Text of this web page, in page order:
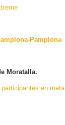
Pamplona
Moratalla.
participantes en meta